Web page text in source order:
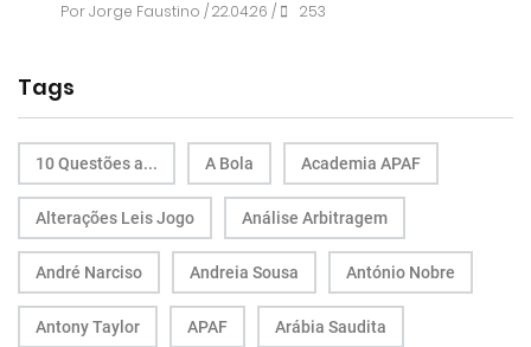
PorJorge Faustino / 22.04.26 / 253
Tags
10 Questões a... A Bola Academia APAF
Alterações Leis Jogo Análise Arbitragem
André Narciso Andreia Sousa António Nobre
Antony Taylor APAF Arábia Saudita